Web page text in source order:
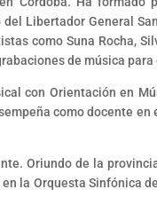
Libertador General
como Suna Rocha,
de música
con Orientación en
como docente
Oriundo de la
la Orquesta Sinfónica